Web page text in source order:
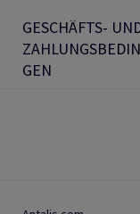
GESCHÄFTS-
GEN